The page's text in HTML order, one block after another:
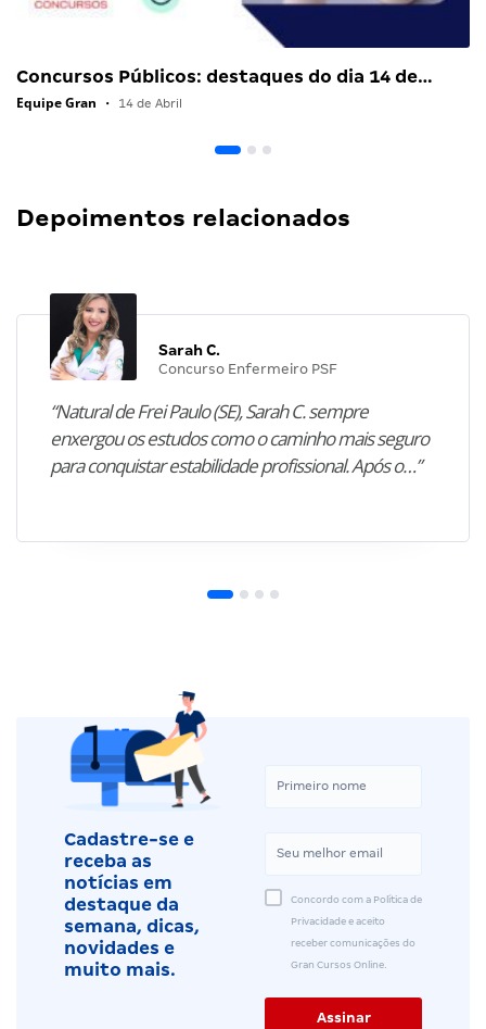
Concursos Públicos: destaques do dia 14 de…
Equipe Gran • 14 de Abril
Depoimentos relacionados
Sarah C.
Concurso Enfermeiro PSF
“Natural de Frei Paulo (SE), Sarah C. sempre
enxergou os estudos como o caminho mais seguro
para conquistar estabilidade profissional. Após o…”
Cadastre-se e
receba as
notícias em
destaque da
semana, dicas,
novidades e
muito mais.
Concordo com a Política de
Privacidade e aceito
receber comunicações do
Gran Cursos Online.